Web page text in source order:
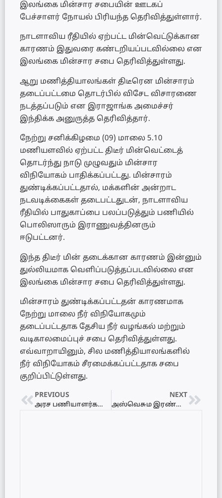
இலங்கை மின்சார சபையின் ஊடகப்
பேச்சாளர் நோயல் பிரியந்த தெரிவித்துள்ளார்.
நாடளாவிய ரீதியில் ஏற்பட்ட மின்வெட்டுக்கான
காரணம் இதுவரை கண்டறியப்படவில்லை என
இலங்கை மின்சார சபை தெரிவித்துள்ளது.
ஆறு மணித்தியாலங்கள் திடீரென மின்சாரம்
தடைப்பட்டமை தொடர்பில் விசேட விசாரணை
நடத்தப்படும் என இராஜாங்க அமைச்சர்
இந்திக்க அனுருத்த தெரிவித்தார்.
நேற்று சனிக்கிழமை (09) மாலை 5.10
மணியளவில் ஏற்பட்ட திடீர் மின்வெட்டைத்
தொடர்ந்து நாடு முழுவதும் மின்சார
விநியோகம் பாதிக்கப்பட்டது. மின்சாரம்
துண்டிக்கப்பட்டதால், மக்களின் அன்றாட
நடவடிக்கைகள் தடைபட்டதுடன், நாடளாவிய
ரீதியில் பாதுகாப்பை பலப்படுத்தும் பணியில்
பொலிஸாரும் இராணுவத்தினரும்
ஈடுபட்டனர்.
இந்த திடீர் மின் தடைக்கான காரணம் இன்னும்
துல்லியமாக வெளிப்படுத்தப்படவில்லை என
இலங்கை மின்சார சபை தெரிவித்துள்ளது.
மின்சாரம் துண்டிக்கப்பட்டதன் காரணமாக
நேற்று மாலை நீர் விநியோகமும்
தடைப்பட்டதாக தேசிய நீர் வழங்கல் மற்றும்
வடிகாலமைப்புச் சபை தெரிவித்துள்ளது.
எவ்வாறாயினும், சில மணித்தியாலங்களில்
நீர் விநியோகம் சீரமைக்கப்பட்டதாக சபை
குறிப்பிட்டுள்ளது.
PREVIOUS
அரச பணியாளர்களுக்கு விசேட முன்பணம் வழங்க தீர்மானம்…
NEXT
அஸ்வெசும இரண்டாம் கட்ட விண்ணப்பம் தொடர்பில் மக்களுக்கு வெளியான முக்கிய அறிவிப்பு